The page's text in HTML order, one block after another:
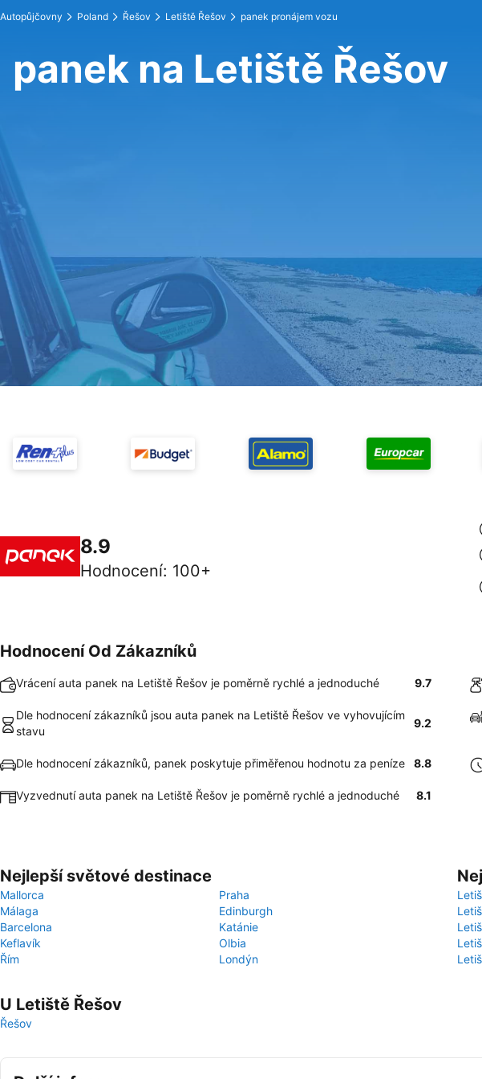
Autopůjčovny Poland Řešov Letiště Řešov panek pronájem vozu
panek na Letiště Řešov
8.9
Hodnocení: 100+
Hodnocení Od Zákazníků
Vrácení auta panek na Letiště Řešov je poměrně rychlé a jednoduché 9.7
Dle hodnocení zákazníků jsou auta panek na Letiště Řešov ve vyhovujícím
stavu
9.2
Dle hodnocení zákazníků, panek poskytuje přiměřenou hodnotu za peníze 8.8
Vyzvednutí auta panek na Letiště Řešov je poměrně rychlé a jednoduché 8.1
Nejlepší světové destinace
Mallorca
Praha
Málaga
Edinburgh
Barcelona
Katánie
Keflavík
Olbia
Řím
Londýn
U Letiště Řešov
Řešov